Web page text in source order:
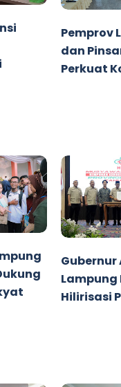
Pemprov
dan
Perkuat
Gubernur
Lampung
Hilirisasi